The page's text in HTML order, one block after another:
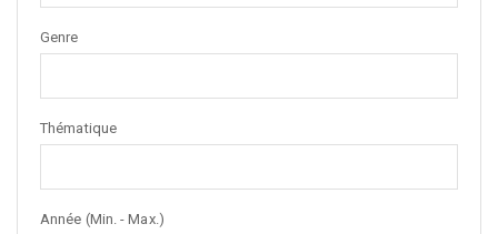
Genre
Thématique
Année (Min. - Max.)